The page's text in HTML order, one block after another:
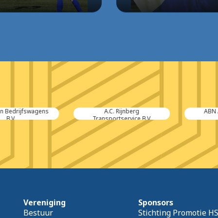
A.C. Rijnberg
Transportservice B.V.
ABN
Vereniging
Bestuur
Sponsors
Stichting Promotie